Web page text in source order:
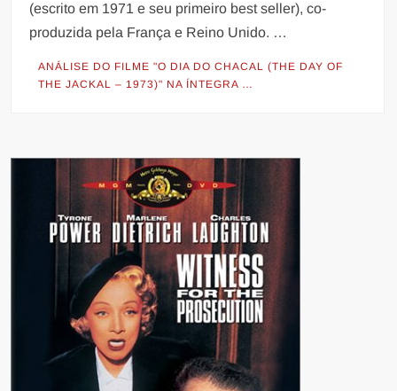
(escrito em 1971 e seu primeiro best seller), co-
produzida pela França e Reino Unido. …
ANÁLISE DO FILME "O DIA DO CHACAL (THE DAY OF
THE JACKAL – 1973)" NA ÍNTEGRA …